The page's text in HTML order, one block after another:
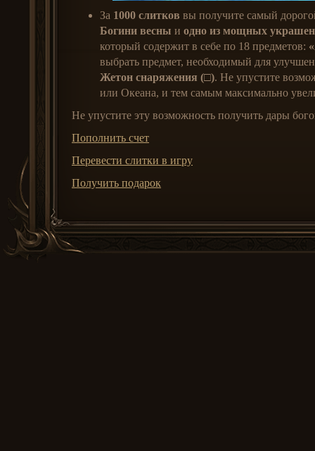
За 1000 слитков вы получите самый
Богини весны и одно из мощных
который содержит в себе по 18 предметов:
выбрать предмет, необходимый для
Жетон снаряжения (□). Не упустите
или Океана, и тем самым максимально
Не упустите эту возможность получить дары
Пополнить счет
Перевести слитки в игру
Получить подарок